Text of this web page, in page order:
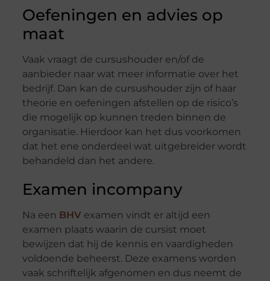
Oefeningen en advies op
maat
Vaak vraagt de cursushouder en/of de
aanbieder naar wat meer informatie over het
bedrijf. Dan kan de cursushouder zijn of haar
theorie en oefeningen afstellen op de risico’s
die mogelijk op kunnen treden binnen de
organisatie. Hierdoor kan het dus voorkomen
dat het ene onderdeel wat uitgebreider wordt
behandeld dan het andere.
Examen incompany
Na een BHVexamen vindt er altijd een
examen plaats waarin de cursist moet
bewijzen dat hij de kennis en vaardigheden
voldoende beheerst. Deze examens worden
vaak schriftelijk afgenomen en dus neemt de